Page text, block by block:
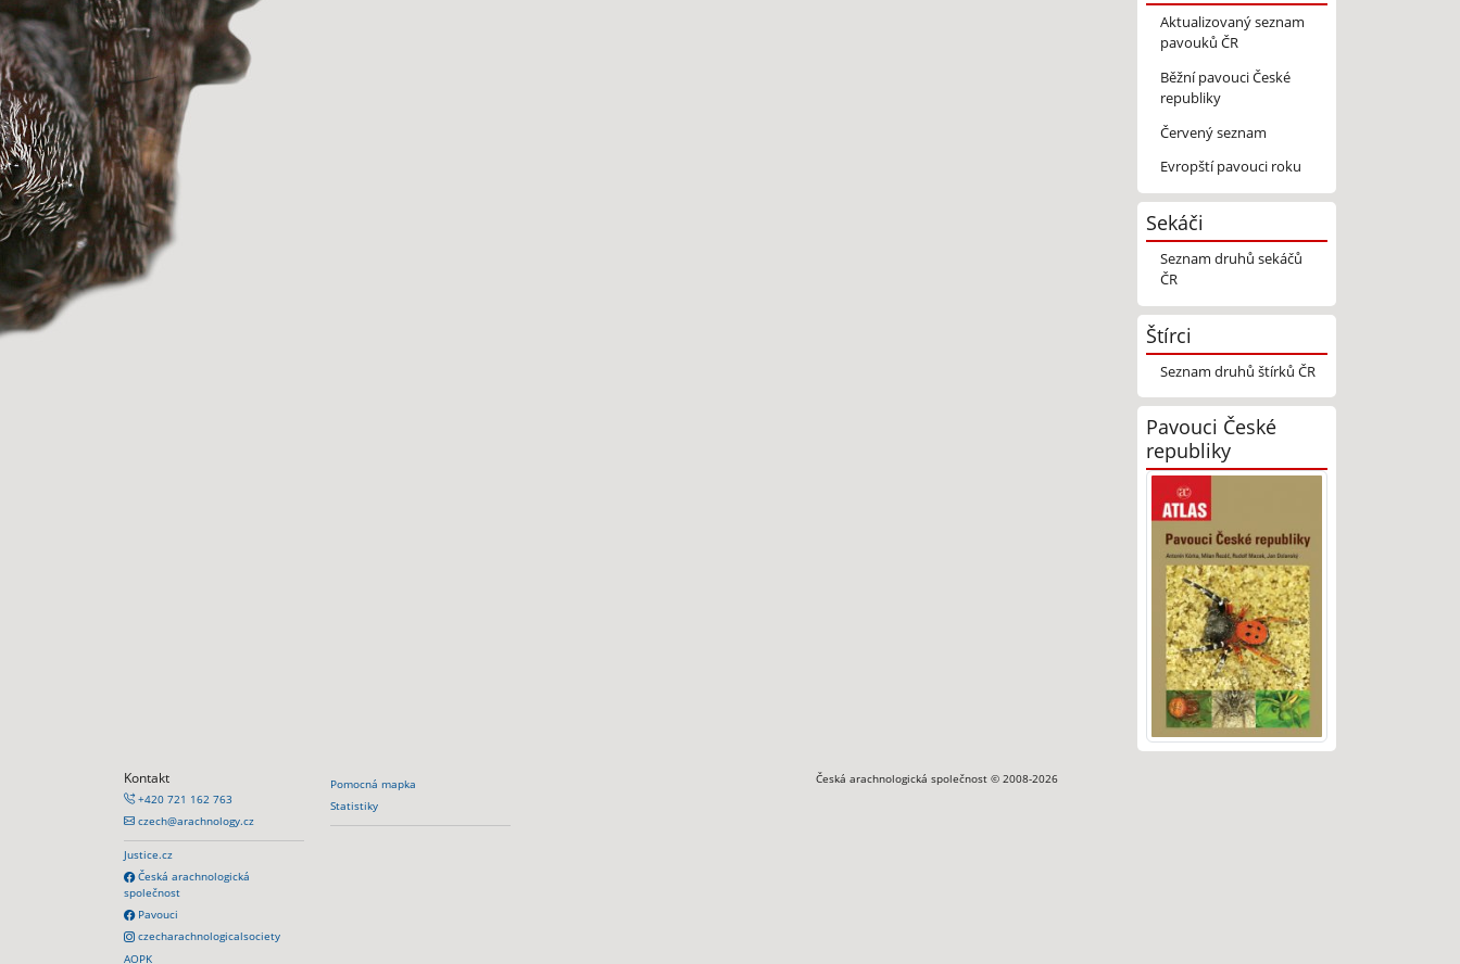
Aktualizovaný seznam
pavouků ČR
Běžní pavouci České
republiky
Červený seznam
Evropští pavouci roku
Sekáči
Seznam druhů sekáčů
ČR
Štírci
Seznam druhů štírků ČR
Pavouci České
republiky
Kontakt
+420 721 162 763
czech@arachnology.cz
Justice.cz
Česká arachnologická
společnost
Pavouci
czecharachnologicalsociety
AOPK
Pomocná mapka
Statistiky
Česká arachnologická společnost © 2008-2026